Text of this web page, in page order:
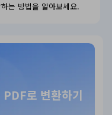
는 방법을 알아보세요.
로 변환하기